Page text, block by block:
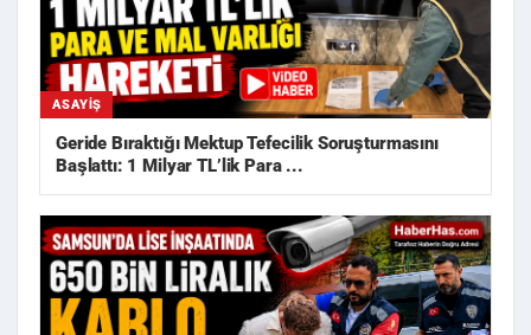
ASAYIŞ
Geride Bıraktığı Mektup Tefecilik Soruşturmasını
Başlattı: 1 Milyar TL’lik Para ...